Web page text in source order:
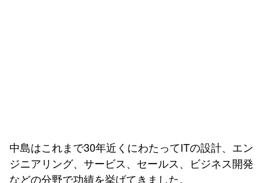
中島はこれまで30年近くにわたってITの設計、エン
ジニアリング、サービス、セールス、ビジネス開発
などの分野で功績を挙げてきました。